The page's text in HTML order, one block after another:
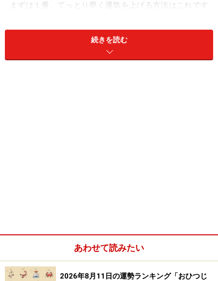
まずは１番、てっとり早く運気を上げる方法はこれです
人生、調子よく乗っている人の周囲にはさらに運気を上
げる元というかパワーエキス満載の人が寄ってくるとい
その詳細は、以前の記事 あげまんシリーズでお話しし
あげまん探し 研究会１号では相手の太陽星座（生まれ
続きを読む
あわせて読みたい
2026年8月11日の運勢ランキング「おひつじ